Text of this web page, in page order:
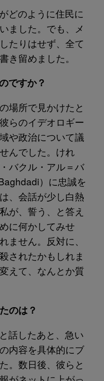
どのように住民に
ました。でも、メ
たりはせず、全て
き留めました。
ですか？
場所で見かけたと
らのイデオロギー
や政治について議
んでした。けれ
バクル・アル＝バ
）に忠誠を
、会話が少し白熱
が、誓う、と答え
に何かしてみせ
ません。反対に、
されたかもしれま
えて、なんとか質
のは？
話したあと、急い
内容を具体的にブ
。数日後、彼らと